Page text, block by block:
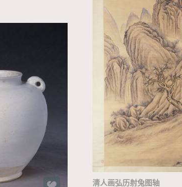
加载中...
清人画弘历射兔图轴